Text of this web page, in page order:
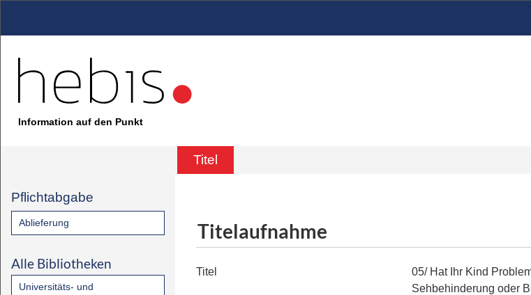
Information auf den Punkt
Titel
Pflichtabgabe
Ablieferung
Alle Bibliotheken
Universitäts- und
Titelaufnahme
Titel 05/ Hat Ihr Kind
Sehbehinderung oder